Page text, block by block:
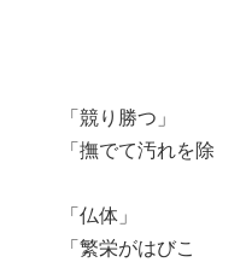
「競り勝つ」
「撫でて汚れを除
「仏体」
「繁栄がはびこ